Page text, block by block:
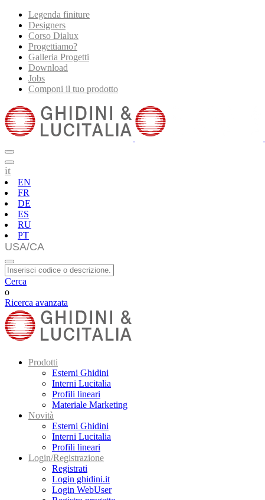
Legenda finiture
Designers
Corso Dialux
Progettiamo?
Galleria Progetti
Download
Jobs
Componi il tuo prodotto
it
EN
FR
DE
ES
RU
PT
Cerca
o
Ricerca avanzata
Prodotti
Esterni Ghidini
Interni Lucitalia
Profili lineari
Materiale Marketing
Novità
Esterni Ghidini
Interni Lucitalia
Profili lineari
Login/Registrazione
Registrati
Login ghidini.it
Login WebUser